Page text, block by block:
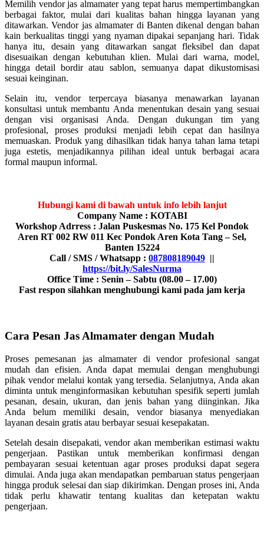
Memilih vendor jas almamater yang tepat harus mempertimbangkan
berbagai faktor, mulai dari kualitas bahan hingga layanan yang
ditawarkan. Vendor jas almamater di Banten dikenal dengan bahan
kain berkualitas tinggi yang nyaman dipakai sepanjang hari. Tidak
hanya itu, desain yang ditawarkan sangat fleksibel dan dapat
disesuaikan dengan kebutuhan klien. Mulai dari warna, model,
hingga detail bordir atau sablon, semuanya dapat dikustomisasi
sesuai keinginan.
Selain itu, vendor terpercaya biasanya menawarkan layanan
konsultasi untuk membantu Anda menentukan desain yang sesuai
dengan visi organisasi Anda. Dengan dukungan tim yang
profesional, proses produksi menjadi lebih cepat dan hasilnya
memuaskan. Produk yang dihasilkan tidak hanya tahan lama tetapi
juga estetis, menjadikannya pilihan ideal untuk berbagai acara
formal maupun informal.
Hubungi kami di bawah untuk info lebih lanjut
Company Name : KOTABI
Workshop Adrress : Jalan Puskesmas No. 175 Kel Pondok
Aren RT 002 RW 011 Kec Pondok Aren Kota Tang – Sel,
Banten 15224
Call / SMS / Whatsapp : 087808189049 ||
https://bit.ly/SalesNurma
Office Time : Senin – Sabtu (08.00 – 17.00)
Fast respon silahkan menghubungi kami pada jam kerja
Cara Pesan Jas Almamater dengan Mudah
Proses pemesanan jas almamater di vendor profesional sangat
mudah dan efisien. Anda dapat memulai dengan menghubungi
pihak vendor melalui kontak yang tersedia. Selanjutnya, Anda akan
diminta untuk menginformasikan kebutuhan spesifik seperti jumlah
pesanan, desain, ukuran, dan jenis bahan yang diinginkan. Jika
Anda belum memiliki desain, vendor biasanya menyediakan
layanan desain gratis atau berbayar sesuai kesepakatan.
Setelah desain disepakati, vendor akan memberikan estimasi waktu
pengerjaan. Pastikan untuk memberikan konfirmasi dengan
pembayaran sesuai ketentuan agar proses produksi dapat segera
dimulai. Anda juga akan mendapatkan pembaruan status pengerjaan
hingga produk selesai dan siap dikirimkan. Dengan proses ini, Anda
tidak perlu khawatir tentang kualitas dan ketepatan waktu
pengerjaan.